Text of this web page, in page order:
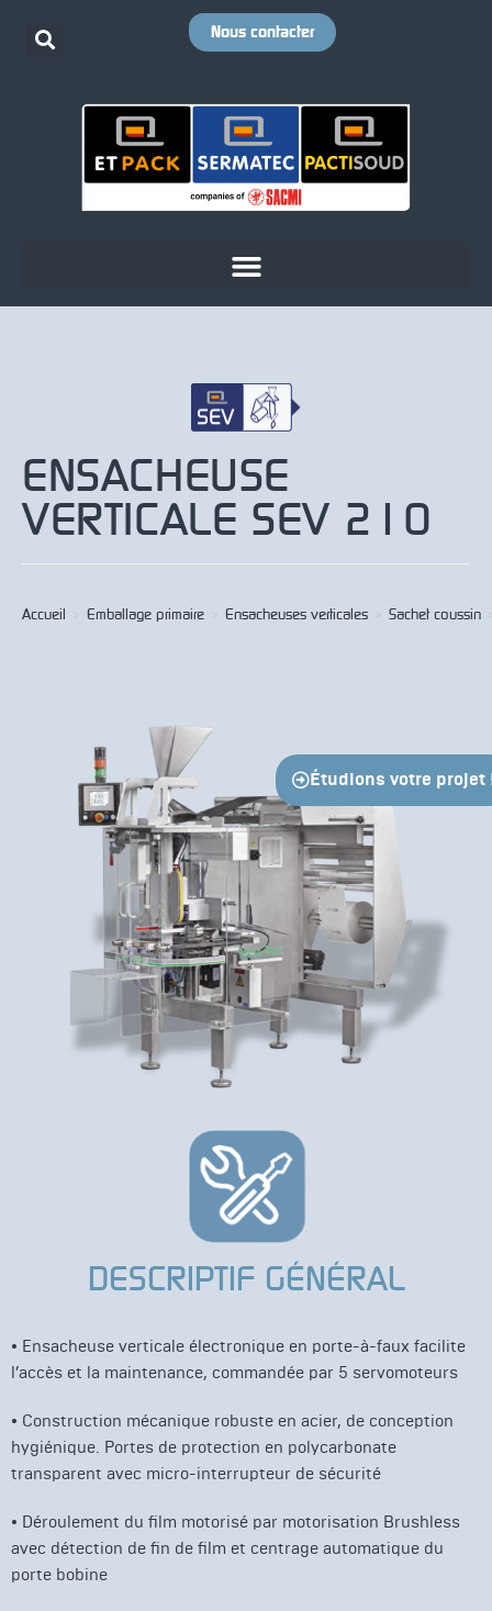
Étudions votre projet
Nous contacter
ENSACHEUSE
VERTICALE SEV 210
Accueil > Emballage primaire > Ensacheuses verticales > Sachet coussin
DESCRIPTIF GÉNÉRAL
• Ensacheuse verticale électronique en porte-à-faux facilite
l’accès et la maintenance, commandée par 5 servomoteurs
• Construction mécanique robuste en acier, de conception
hygiénique. Portes de protection en polycarbonate
transparent avec micro-interrupteur de sécurité
• Déroulement du film motorisé par motorisation Brushless
avec détection de fin de film et centrage automatique du
porte bobine